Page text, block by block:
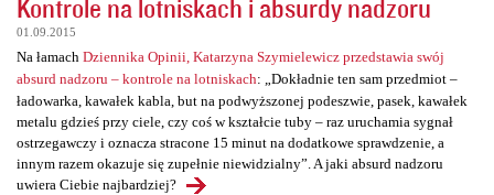
01.09.2015
Na łamach Dziennika Opinii, Katarzyna Szymielewicz przedstawia swój
absurd nadzoru – kontrole na lotniskach: „Dokładnie ten sam przedmiot –
ładowarka, kawałek kabla, but na podwyższonej podeszwie, pasek, kawałek
metalu gdzieś przy ciele, czy coś w kształcie tuby – raz uruchamia sygnał
ostrzegawczy i oznacza stracone 15 minut na dodatkowe sprawdzenie, a
innym razem okazuje się zupełnie niewidzialny”. A jaki absurd nadzoru
uwiera Ciebie najbardziej?